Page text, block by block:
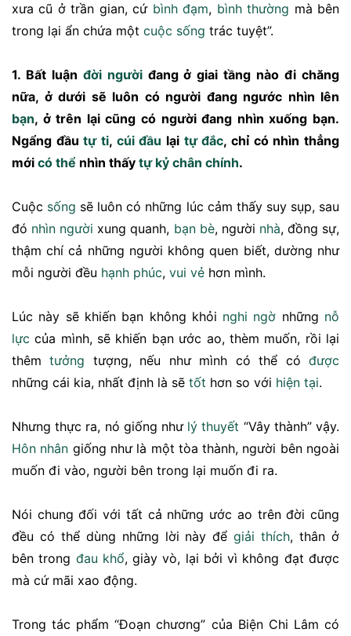
xưa cũ ở trần gian, cứ bình đạm, bình thường mà bên
trong lại ẩn chứa một cuộc sống trác tuyệt”.
1. Bất luận đời ngườiđang ở giai tầng nào đi chăng
nữa, ở dưới sẽ luôn có người đang ngước nhìn lên
bạn, ở trên lại cũng có người đang nhìn xuống bạn.
Ngẩng đầutự ti, cúi đầu lại tự đắc, chỉ có nhìn thẳng
mới có thể nhìn thấy tự kỷ chân chính.
Cuộc sống sẽ luôn có những lúc cảm thấy suy sụp, sau
đó nhìn người xung quanh, bạn bè, người nhà, đồng sự,
thậm chí cả những người không quen biết, dường như
mỗi người đều hạnh phúc, vui vẻ hơn mình.
Lúc này sẽ khiến bạn không khỏi nghi ngờ những nỗ
lực của mình, sẽ khiến bạn ước ao, thèm muốn, rồi lại
thêmtưởng tượng, nếu như mình có thể cóđược
những cái kia, nhất định là sẽ tốt hơn so với hiện tại.
Nhưng thực ra, nó giống như lý thuyết “Vây thành” vậy.
Hôn nhân giống như là một tòa thành, người bên ngoài
muốn đi vào, người bên trong lại muốn đi ra.
Nói chung đối với tất cả những ước ao trên đời cũng
đều có thể dùng những lời này đểgiải thích, thân ở
bên trong đau khổ, giày vò, lại bởi vì không đạt được
mà cứ mãi xao động.
Trong tác phẩm “Đoạn chương” của Biện Chi Lâm có